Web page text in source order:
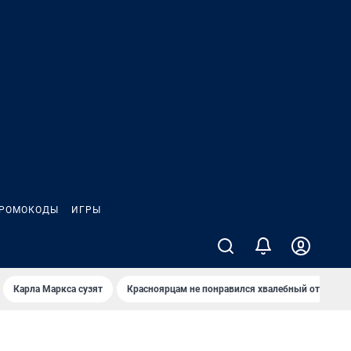
ИГРЫ
Карла Маркса сузят Красноярцам не понравился хвалебный отзыв о